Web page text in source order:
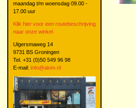
maandag t/m woensdag 09.00 -
17.00 uur
Klik hier voor een routebeschrijving
naar onze winkel
Ulgersmaweg 14
9731 BS Groningen
Tel. +31 (0)50 549 96 98
E-mail: info@akim.nl